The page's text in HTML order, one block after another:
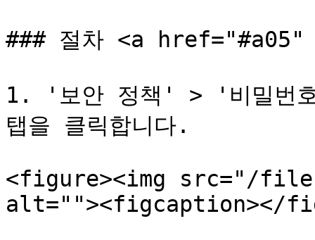
### 절차 <a
1. '보안 정책' > '비밀번
탭을 클릭합니다.
<figure><img src="/files/
alt=""><figcaption></